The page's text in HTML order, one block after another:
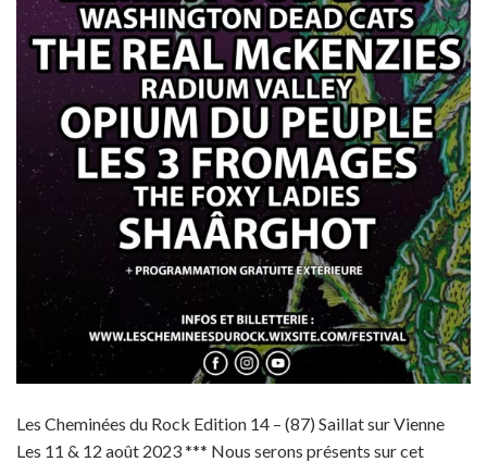
Les Cheminées du Rock Edition 14 – (87) Saillat sur Vienne
Les 11 & 12 août 2023 *** Nous serons présents sur cet